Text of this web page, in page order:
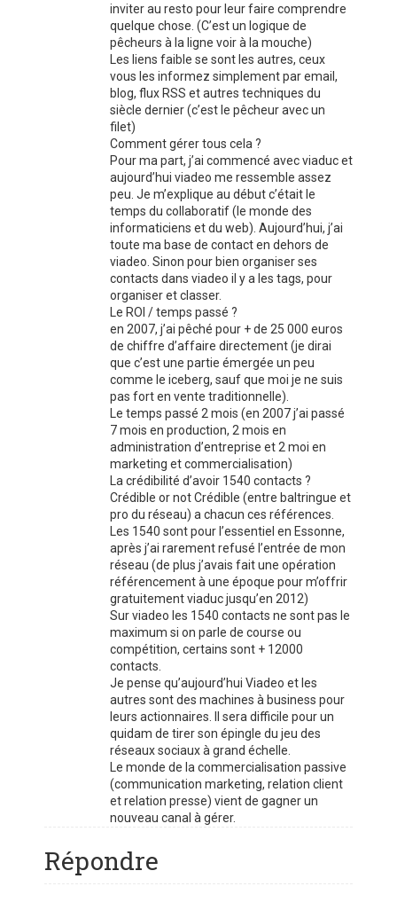
inviter au resto pour leur faire comprendre
quelque chose. (C’est un logique de
pêcheurs à la ligne voir à la mouche)
Les liens faible se sont les autres, ceux
vous les informez simplement par email,
blog, flux RSS et autres techniques du
siècle dernier (c’est le pêcheur avec un
filet)
Comment gérer tous cela ?
Pour ma part, j’ai commencé avec viaduc et
aujourd’hui viadeo me ressemble assez
peu. Je m’explique au début c’était le
temps du collaboratif (le monde des
informaticiens et du web). Aujourd’hui, j’ai
toute ma base de contact en dehors de
viadeo. Sinon pour bien organiser ses
contacts dans viadeo il y a les tags, pour
organiser et classer.
Le ROI / temps passé ?
en 2007, j’ai pêché pour + de 25 000 euros
de chiffre d’affaire directement (je dirai
que c’est une partie émergée un peu
comme le iceberg, sauf que moi je ne suis
pas fort en vente traditionnelle).
Le temps passé 2 mois (en 2007 j’ai passé
7 mois en production, 2 mois en
administration d’entreprise et 2 moi en
marketing et commercialisation)
La crédibilité d’avoir 1540 contacts ?
Crédible or not Crédible (entre baltringue et
pro du réseau) a chacun ces références.
Les 1540 sont pour l’essentiel en Essonne,
après j’ai rarement refusé l’entrée de mon
réseau (de plus j’avais fait une opération
référencement à une époque pour m’offrir
gratuitement viaduc jusqu’en 2012)
Sur viadeo les 1540 contacts ne sont pas le
maximum si on parle de course ou
compétition, certains sont + 12000
contacts.
Je pense qu’aujourd’hui Viadeo et les
autres sont des machines à business pour
leurs actionnaires. Il sera difficile pour un
quidam de tirer son épingle du jeu des
réseaux sociaux à grand échelle.
Le monde de la commercialisation passive
(communication marketing, relation client
et relation presse) vient de gagner un
nouveau canal à gérer.
Répondre